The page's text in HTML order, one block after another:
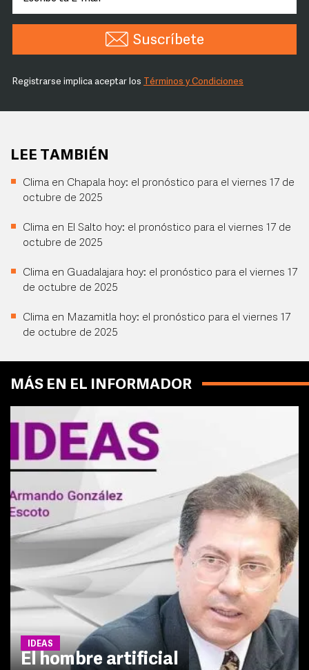
Suscríbete
Registrarse implica aceptar los Términos y Condiciones
LEE TAMBIÉN
Clima en Chapala hoy: el pronóstico para el viernes 17 de
octubre de 2025
Clima en El Salto hoy: el pronóstico para el viernes 17 de
octubre de 2025
Clima en Guadalajara hoy: el pronóstico para el viernes 17
de octubre de 2025
Clima en Mazamitla hoy: el pronóstico para el viernes 17
de octubre de 2025
MÁS EN EL INFORMADOR
IDEAS
El hombre artificial